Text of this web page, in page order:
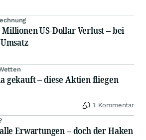
Millionen US-Dollar Verlust – bei
gekauft – diese Aktien fliegen
1 Kommentar
Erwartungen – doch der Haken